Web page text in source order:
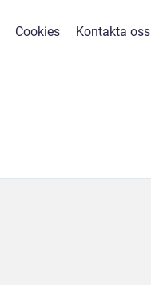
Cookies Kontakta oss